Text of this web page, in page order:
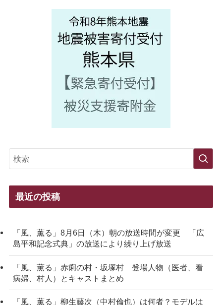
最近の投稿
「風、薫る」8月6日（木）朝の放送時間が変更 「広
島平和記念式典」の放送により繰り上げ放送
「風、薫る」赤痢の村・坂塚村 登場人物（医者、看
病婦、村人）とキャストまとめ
「風、薫る」柳生藤次（中村倫也）は何者？モデルは